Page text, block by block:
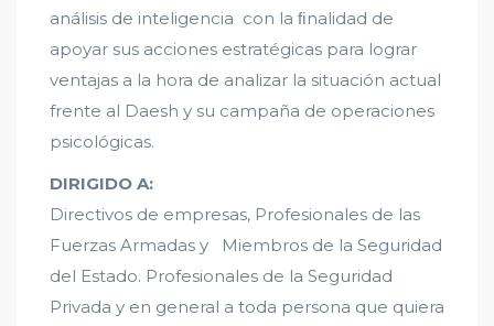
análisis de inteligencia con la ﬁnalidad de
apoyar sus acciones estratégicas para lograr
ventajas a la hora de analizar la situación actual
frente al Daesh y su campaña de operaciones
psicológicas.
DIRIGIDO A:
Directivos de empresas, Profesionales de las
Fuerzas Armadas y Miembros de la Seguridad
del Estado. Profesionales de la Seguridad
Privada y en general a toda persona que quiera